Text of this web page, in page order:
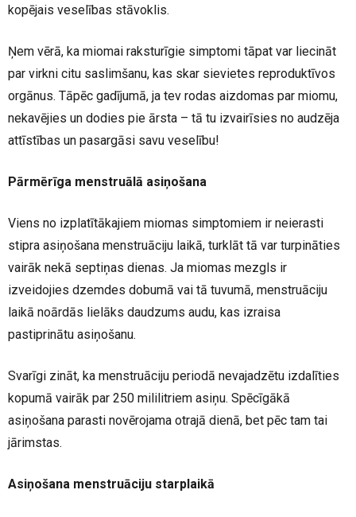
kopējais veselības stāvoklis.
Ņem vērā, ka miomai raksturīgie simptomi tāpat var liecināt
par virkni citu saslimšanu, kas skar sievietes reproduktīvos
orgānus. Tāpēc gadījumā, ja tev rodas aizdomas par miomu,
nekavējies un dodies pie ārsta – tā tu izvairīsies no audzēja
attīstības un pasargāsi savu veselību!
Pārmērīga menstruālā asiņošana
Viens no izplatītākajiem miomas simptomiem ir neierasti
stipra asiņošana menstruāciju laikā, turklāt tā var turpināties
vairāk nekā septiņas dienas. Ja miomas mezgls ir
izveidojies dzemdes dobumā vai tā tuvumā, menstruāciju
laikā noārdās lielāks daudzums audu, kas izraisa
pastiprinātu asiņošanu.
Svarīgi zināt, ka menstruāciju periodā nevajadzētu izdalīties
kopumā vairāk par 250 mililitriem asiņu. Spēcīgākā
asiņošana parasti novērojama otrajā dienā, bet pēc tam tai
jārimstas.
Asiņošana menstruāciju starplaikā